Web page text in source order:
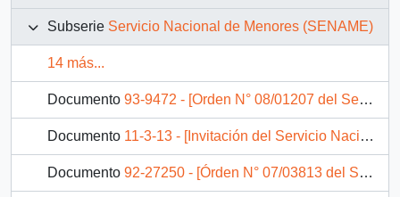
Subserie Servicio Nacional de Menores (SENAME)
14 más...
Documento 93-9472 - [Orden N° 08/01207 del Servicio Nacional de Menores]
Documento 11-3-13 - [Invitación del Servicio Nacional de Menores.]
Documento 92-27250 - [Órden N° 07/03813 del Servicio Nacional de Menores]